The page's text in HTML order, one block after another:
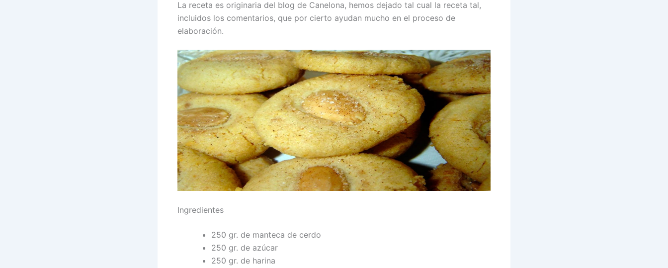
La receta es originaria del blog de Canelona, hemos dejado tal cual la receta tal,
incluidos los comentarios, que por cierto ayudan mucho en el proceso de
elaboración.
Ingredientes
250 gr. de manteca de cerdo
250 gr. de azúcar
250 gr. de harina